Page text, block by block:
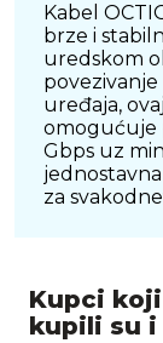
Kabel
brze i
uredskom
uređaja,
omogućuje
Gbps uz
za
Kupci
kupili su i